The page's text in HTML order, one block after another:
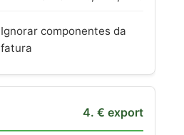
Ignorar componentes da
fatura
4. € export